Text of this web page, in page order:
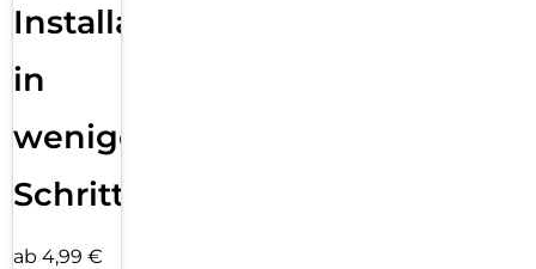
Installation
in
wenigen
Schritten
ab 4,99 €